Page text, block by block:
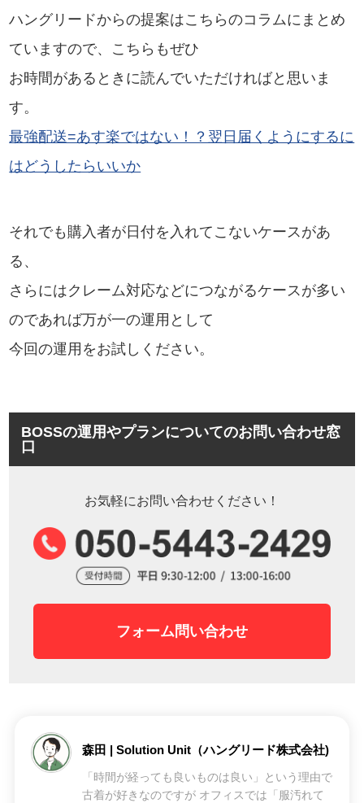
ハングリードからの提案はこちらのコラムにまとめ
ていますので、こちらもぜひ
お時間があるときに読んでいただければと思いま
す。
最強配送=あす楽ではない！？翌日届くようにするに
はどうしたらいいか
それでも購入者が日付を入れてこないケースがあ
る、
さらにはクレーム対応などにつながるケースが多い
のであれば万が一の運用として
今回の運用をお試しください。
BOSSの運用やプランについてのお問い合わせ窓
口
お気軽にお問い合わせください！
フォーム問い合わせ
森田 | Solution Unit（ハングリード株式会社)
「時間が経っても良いものは良い」という理由で
古着が好きなのですが オフィスでは「服汚れて